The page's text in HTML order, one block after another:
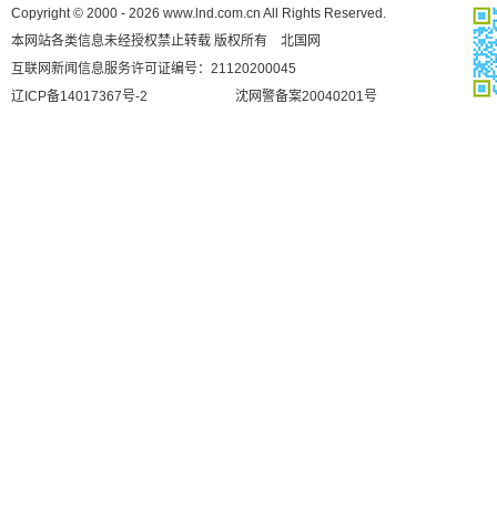
Copyright © 2000 - 2026 www.lnd.com.cn All Rights Reserved.
本网站各类信息未经授权禁止转载 版权所有 北国网
互联网新闻信息服务许可证编号：21120200045
辽ICP备14017367号-2
沈网警备案20040201号